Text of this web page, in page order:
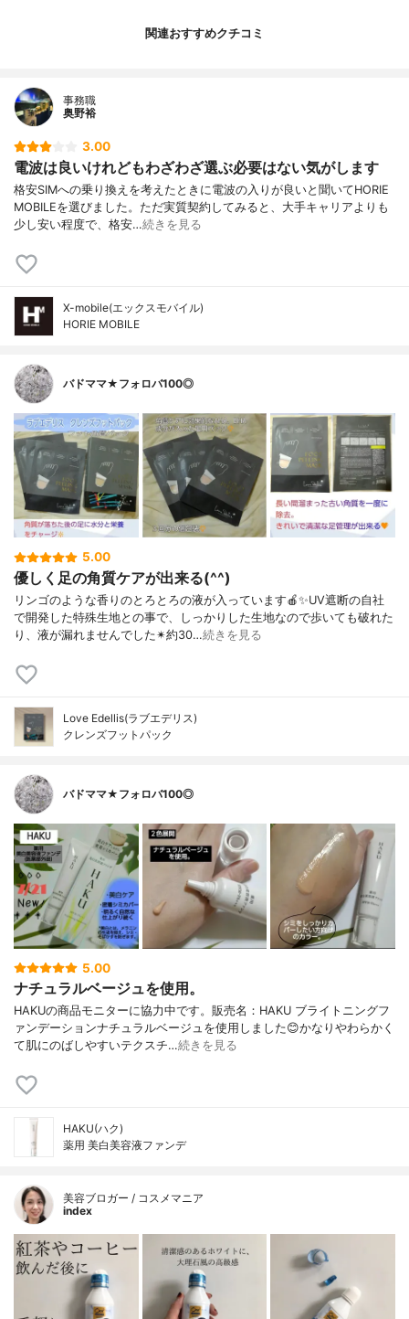
関連おすすめクチコミ
事務職
奥野裕
3.00
電波は良いけれどもわざわざ選ぶ必要はない気がします
格安SIMへの乗り換えを考えたときに電波の入りが良いと聞いてHORIE
MOBILEを選びました。ただ実質契約してみると、大手キャリアよりも
少し安い程度で、格安…続きを見る
X-mobile(エックスモバイル)
HORIE MOBILE
バドママ★フォロバ100◎
5.00
優しく足の角質ケアが出来る(^^)
リンゴのような香りのとろとろの液が入っています🍎✨UV遮断の自社
で開発した特殊生地との事で、しっかりした生地なので歩いても破れた
り、液が漏れませんでした✴約30…続きを見る
Love Edellis(ラブエデリス)
クレンズフットパック
バドママ★フォロバ100◎
5.00
ナチュラルベージュを使用。
HAKUの商品モニターに協力中です。販売名：HAKU ブライトニングフ
ァンデーションナチュラルベージュを使用しました😊かなりやわらかく
て肌にのばしやすいテクスチ…続きを見る
HAKU(ハク)
薬用 美白美容液ファンデ
美容ブロガー / コスメマニア
index